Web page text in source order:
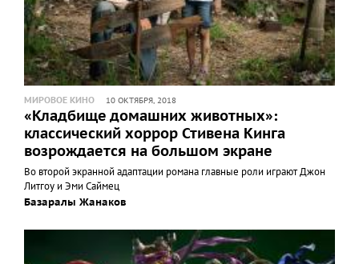
МИРОВОЕ КИНО 10 ОКТЯБРЯ, 2018
«Кладбище домашних животных»:
классический хоррор Стивена Кинга
возрождается на большом экране
Во второй экранной адаптации романа главные роли играют Джон
Литгоу и Эми Саймец
Базаралы Жанаков